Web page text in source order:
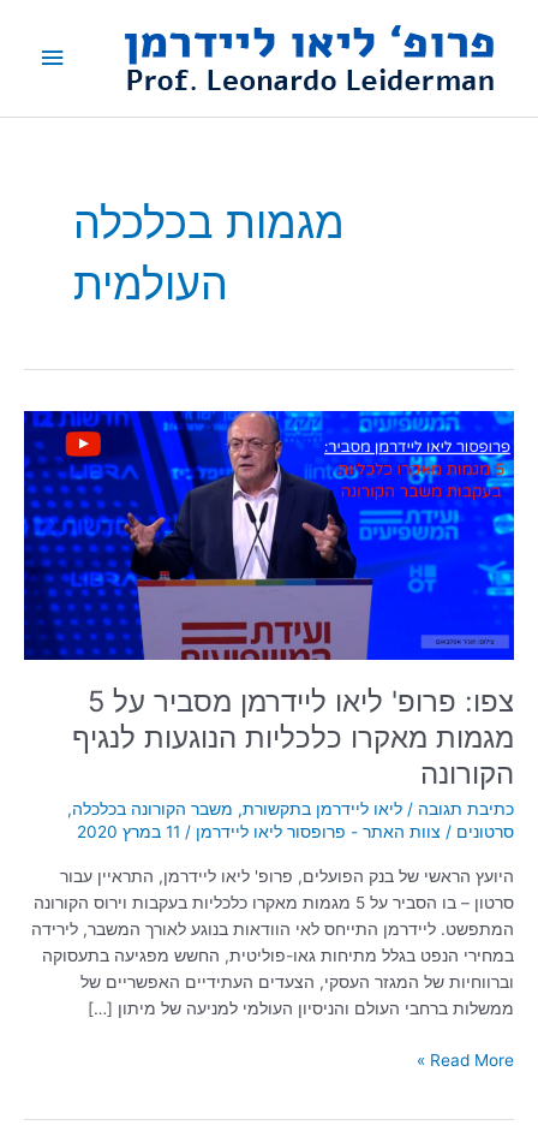
ראשי
מגמות בכלכלה
העולמית
צפו: פרופ' ליאו ליידרמן מסביר על 5
מגמות מאקרו כלכליות הנוגעות לנגיף
הקורונה
כתיבת תגובה / ליאו ליידרמן בתקשורת, משבר הקורונה בכלכלה,
סרטונים / צוות האתר - פרופסור ליאו ליידרמן / 11 במרץ 2020
היועץ הראשי של בנק הפועלים, פרופ' ליאו ליידרמן, התראיין עבור
סרטון – בו הסביר על 5 מגמות מאקרו כלכליות בעקבות וירוס הקורונה
המתפשט. ליידרמן התייחס לאי הוודאות בנוגע לאורך המשבר, לירידה
במחירי הנפט בגלל מתיחות גאו-פוליטית, החשש מפגיעה בתעסוקה
וברווחיות של המגזר העסקי, הצעדים העתידיים האפשריים של
ממשלות ברחבי העולם והניסיון העולמי למניעה של מיתון […]
צפו:
פרופ'
ליאו
ליידרמן
מסביר
על
5
מגמות
מאקרו
כלכליות
לנגיף
הקורונה
Read More »